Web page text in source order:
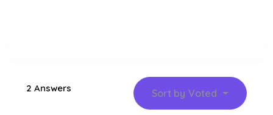
2 Answers Sort by Voted